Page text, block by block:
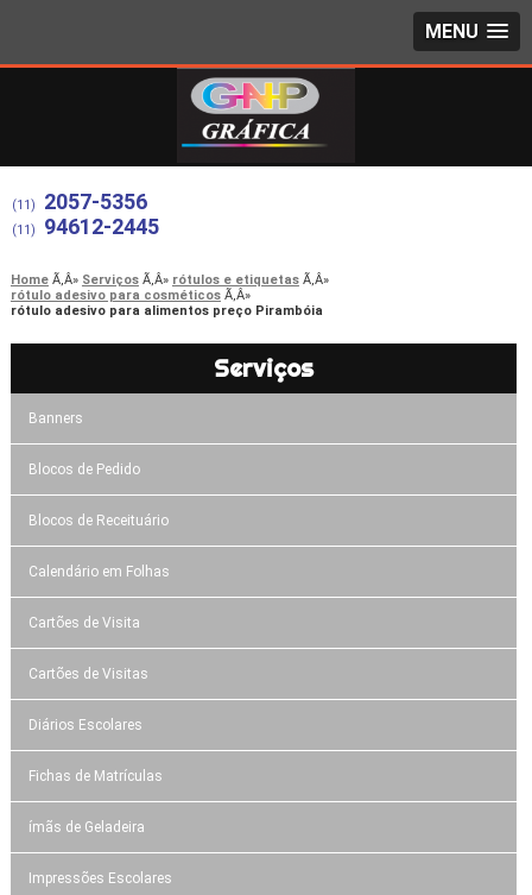
MENU
(11) 2057-5356
(11) 94612-2445
Home Serviços
rótulos e etiquetas
rótulo adesivo para cosméticos
rótulo adesivo para alimentos preço Pirambóia
Serviços
Banners
Blocos de Pedido
Blocos de Receituário
Calendário em Folhas
Cartões de Visita
Cartões de Visitas
Diários Escolares
Fichas de Matrículas
ímãs de Geladeira
Impressões Escolares